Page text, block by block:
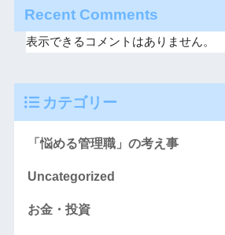
Recent Comments
表示できるコメントはありません。
カテゴリー
「悩める管理職」の考え事
Uncategorized
お金・投資